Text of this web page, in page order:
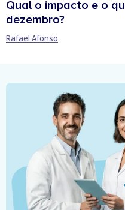
Qual o impacto e o
dezembro?
Rafael Afonso